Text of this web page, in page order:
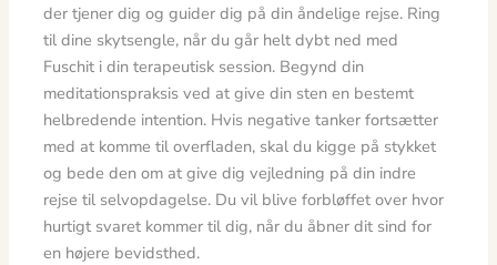
der tjener dig og guider dig på din åndelige rejse. Ring
til dine skytsengle, når du går helt dybt ned med
Fuschit i din terapeutisk session. Begynd din
meditationspraksis ved at give din sten en bestemt
helbredende intention. Hvis negative tanker fortsætter
med at komme til overfladen, skal du kigge på stykket
og bede den om at give dig vejledning på din indre
rejse til selvopdagelse. Du vil blive forbløffet over hvor
hurtigt svaret kommer til dig, når du åbner dit sind for
en højere bevidsthed.